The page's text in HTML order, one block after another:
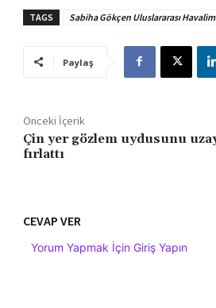
TAGS Sabiha Gökçen Uluslararası
Paylaş
Önceki İçerik
Çin yer gözlem uydusunu
fırlattı
CEVAP VER
Yorum Yapmak İçin Giriş Yapın